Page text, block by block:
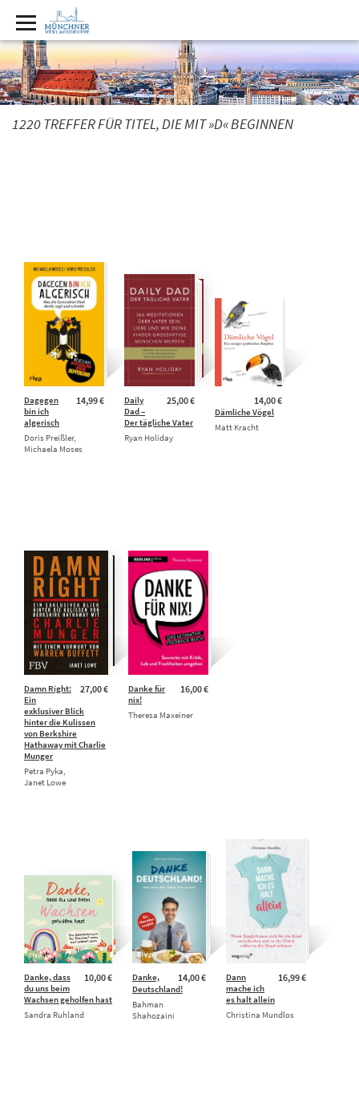
1220 TREFFER FÜR TITEL, DIE MIT »D« BEGINNEN
14,99 €
Dagegen
bin ich
algerisch
Doris Preißler,
Michaela Moses
25,00 €
Daily
Dad –
Der tägliche Vater
Ryan Holiday
14,00 €
Dämliche Vögel
Matt Kracht
27,00 €
Damn Right:
Ein
exklusiver Blick
hinter die Kulissen
von Berkshire
Hathaway mit Charlie
Munger
Petra Pyka,
Janet Lowe
16,00 €
Danke für
nix!
Theresa Maxeiner
10,00 €
Danke, dass
du uns beim
Wachsen geholfen hast
Sandra Ruhland
14,00 €
Danke,
Deutschland!
Bahman
Shahozaini
16,99 €
Dann
mache ich
es halt allein
Christina Mundlos